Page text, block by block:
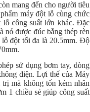
mang đến cho người tiêu
máy đột lỗ cùng chức
lỗ công suất lớn khác. Đặc
nó được đúc bằng thép rèn
đột tối đa là 20.5mm. Độ
sử dụng bơm tay, dòng
điện. Lợi thế của Máy
mà không tốn kém nhân
1 chiều sẻ giúp công suất